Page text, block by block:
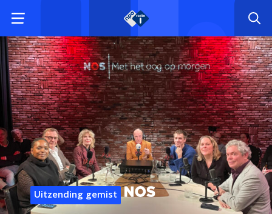
Uitzending gemist